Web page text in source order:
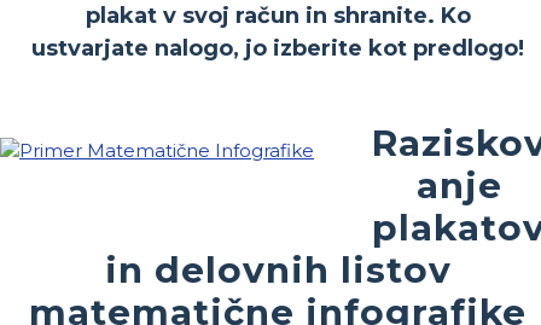
plakat v svoj račun in shranite. Ko
ustvarjate nalogo, jo izberite kot predlogo!
anje
in delovnih listov
matematične infografike